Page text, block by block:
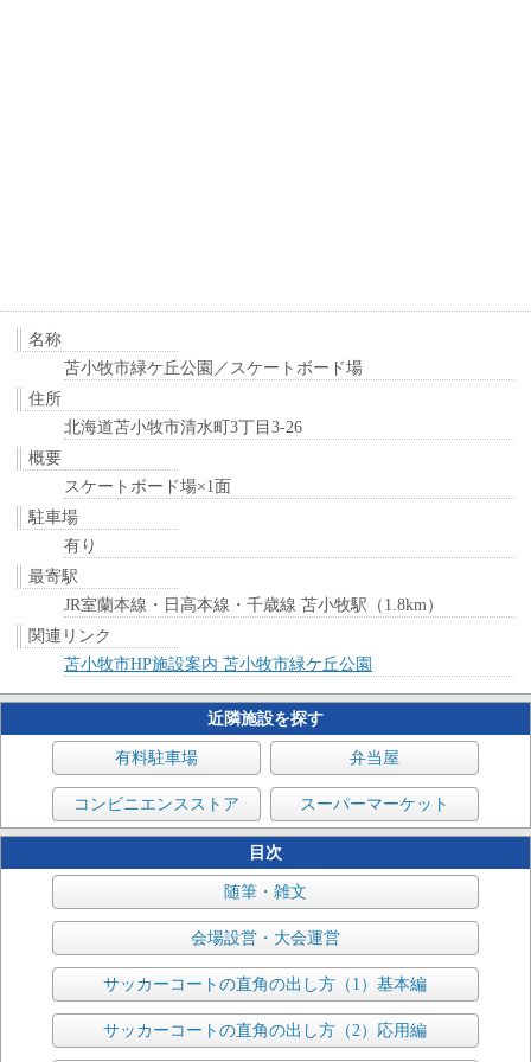
名称
苫小牧市緑ケ丘公園／スケートボード場
住所
北海道苫小牧市清水町3丁目3-26
概要
スケートボード場×1面
駐車場
有り
最寄駅
JR室蘭本線・日高本線・千歳線 苫小牧駅（1.8km）
関連リンク
苫小牧市HP施設案内 苫小牧市緑ケ丘公園
近隣施設を探す
有料駐車場 弁当屋
コンビニエンスストア スーパーマーケット
目次
随筆・雑文
会場設営・大会運営
サッカーコートの直角の出し方（1）基本編
サッカーコートの直角の出し方（2）応用編